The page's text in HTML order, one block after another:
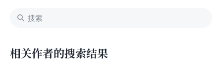
相关作者的搜索结果